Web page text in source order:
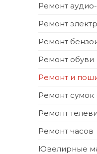
Ремонт
Ремонт
Ремонт
Ремонт обуви
Ремонт и
Ремонт
Ремонт
Ремонт часов
Ювелирные